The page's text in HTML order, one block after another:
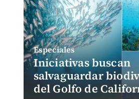
Iniciativas buscan
salvaguardar
del Golfo de
Especiales